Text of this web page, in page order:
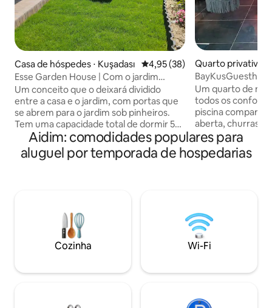
Casa de hóspedes ⋅ Kuşadası 4,95 de uma avaliação média
4,95 (38)
Esse Garden House | Com o jardim
especial para você
Um conceito que o deixará dividido
entre a casa e o jardim, com portas que
se abrem para o jardim sob pinheiros.
Tem uma capacidade total de dormir 5
pessoas, incluindo uma cama de casal,
uma cama de solteiro e um sofá-cama
que se converte em uma cama de casal.
inesquecíveis aos seus belos momentos
com uma área de estacionamento
privativa coberta, um cinema de tela
gigante no jardim e churrasqueira.
Quarto privativo ⋅
Um quarto de
todos os
piscina
aberta,
por uma taxa
também pode
para escalar.
normal. Você
não em uma
você só pode
próprio
Aidim: comodidades populares para
aluguel por temporada de hospedarias
Cozinha Wi-Fi